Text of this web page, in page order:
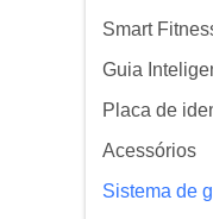
Smart
Guia
Placa de
Acessórios
Sistema de